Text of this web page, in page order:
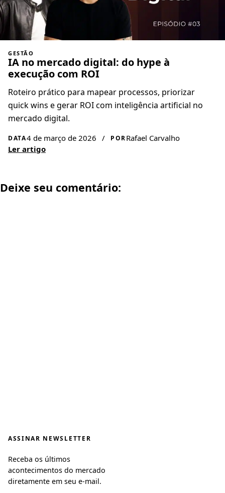
GESTÃO
IA no mercado digital: do hype à
execução com ROI
Roteiro prático para mapear processos, priorizar
quick wins e gerar ROI com inteligência artificial no
mercado digital.
DATA4 de março de 2026 / PORRafael Carvalho
Ler artigo
Deixe seu comentário:
ASSINAR NEWSLETTER
Receba os últimos
acontecimentos do mercado
diretamente em seu e-mail.